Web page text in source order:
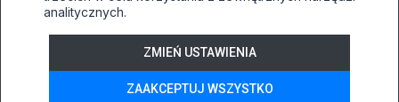
analitycznych.
ZMIEŃ USTAWIENIA
ZAAKCEPTUJ WSZYSTKO
© 2026WizjaNetWszystkie prawa zastrzeżone.